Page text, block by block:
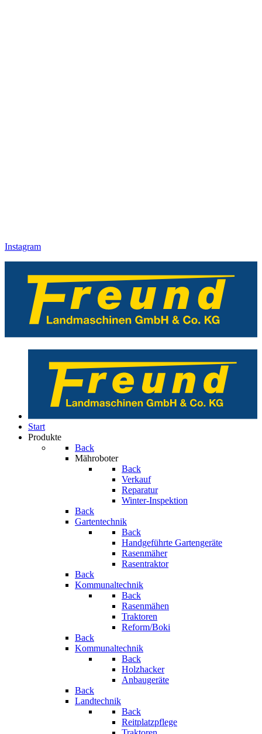
Instagram
Start
Produkte
Back
Mähroboter
Back
Verkauf
Reparatur
Winter-Inspektion
Back
Gartentechnik
Back
Handgeführte Gartengeräte
Rasenmäher
Rasentraktor
Back
Kommunaltechnik
Back
Rasenmähen
Traktoren
Reform/Boki
Back
Kommunaltechnik
Back
Holzhacker
Anbaugeräte
Back
Landtechnik
Back
Reitplatzpflege